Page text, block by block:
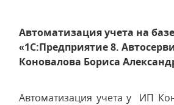
Автоматизация учета на базе
«1С:Предприятие 8.
Коновалова Бориса
Автоматизация учета у ИП